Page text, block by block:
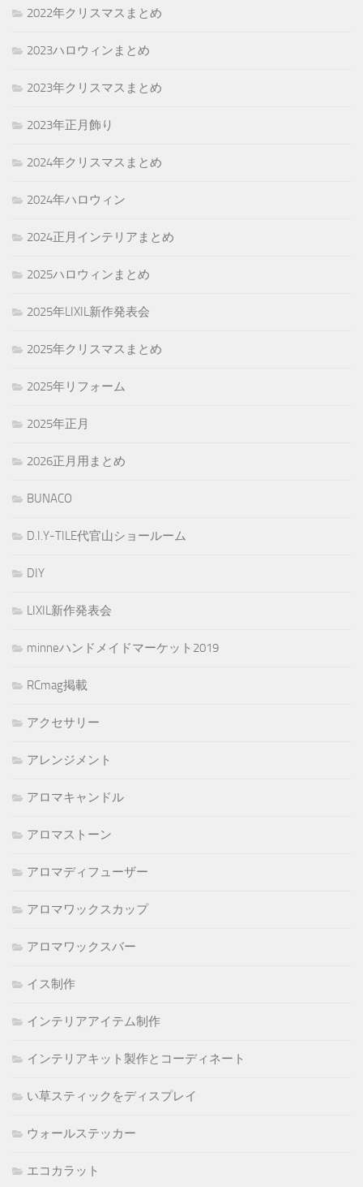
2022年クリスマスまとめ
2023ハロウィンまとめ
2023年クリスマスまとめ
2023年正月飾り
2024年クリスマスまとめ
2024年ハロウィン
2024正月インテリアまとめ
2025ハロウィンまとめ
2025年LIXIL新作発表会
2025年クリスマスまとめ
2025年リフォーム
2025年正月
2026正月用まとめ
BUNACO
D.I.Y-TILE代官山ショールーム
DIY
LIXIL新作発表会
minneハンドメイドマーケット2019
RCmag掲載
アクセサリー
アレンジメント
アロマキャンドル
アロマストーン
アロマディフューザー
アロマワックスカップ
アロマワックスバー
イス制作
インテリアアイテム制作
インテリアキット製作とコーディネート
い草スティックをディスプレイ
ウォールステッカー
エコカラット